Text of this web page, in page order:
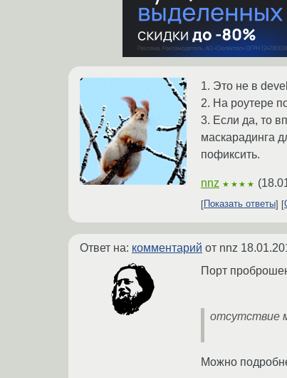
1. Это не в
2. На роутере
3. Если да, то
маскарадинга
пофиксить.
nnz ★★★★ (
Показать ответы
Ответ на: комментарий от nnz
Порт
отсутствие
Можно